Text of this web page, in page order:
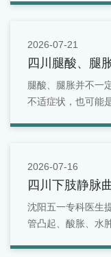
2026-07-21
四川腿酸、腿
状别忽视
腿酸、腿胀并不一
不适症状，也可能
2026-07-16
四川下肢静脉
专科医生为您
沈阳五一专科医生
管凸起、酸胀、水